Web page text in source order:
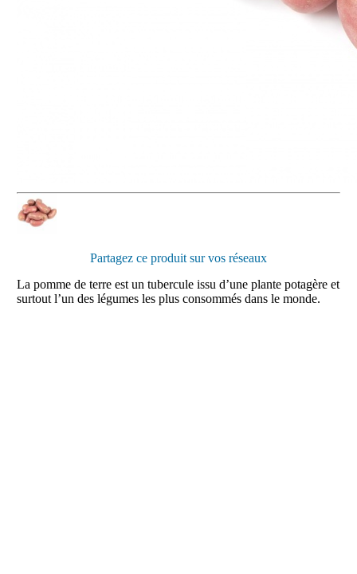
Partagez ce produit sur vos réseaux
La pomme de terre est un tubercule issu d’une plante potagère et
surtout l’un des légumes les plus consommés dans le monde.